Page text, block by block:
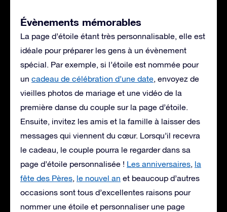
Évènements mémorables
La page d’étoile étant très personnalisable, elle est
idéale pour préparer les gens à un évènement
spécial. Par exemple, si l’étoile est nommée pour
un cadeau de célébration d’une date, envoyez de
vieilles photos de mariage et une vidéo de la
première danse du couple sur la page d’étoile.
Ensuite, invitez les amis et la famille à laisser des
messages qui viennent du cœur. Lorsqu’il recevra
le cadeau, le couple pourra le regarder dans sa
page d’étoile personnalisée ! Les anniversaires, la
fête des Pères, le nouvel an et beaucoup d’autres
occasions sont tous d’excellentes raisons pour
nommer une étoile et personnaliser une page